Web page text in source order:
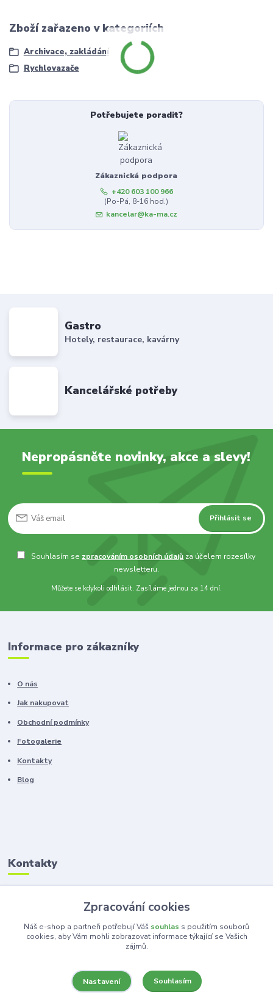
Zboží zařazeno v kategoriích
Archivace, zakládání
Rychlovazače
Potřebujete poradit?
Zákaznická podpora
+420 603 100 966
(Po-Pá, 8-16 hod.)
kancelar@ka-ma.cz
Gastro
Hotely, restaurace, kavárny
Kancelářské potřeby
Nepropásněte novinky, akce a slevy!
Přihlásit se
Souhlasím se zpracováním osobních údajů za účelem rozesílky
newsletteru.
Můžete se kdykoli odhlásit. Zasíláme jednou za 14 dní.
Informace pro zákazníky
O nás
Jak nakupovat
Obchodní podmínky
Fotogalerie
Kontakty
Blog
Kontakty
Zákaznická podpora
+420 603 100 966
(Po-Pá, 8-16 hod.)
Zpracování cookies
Náš e-shop a partneři potřebují Váš souhlas s použitím souborů
cookies, aby Vám mohli zobrazovat informace týkající se Vašich
zájmů.
Nastavení Souhlasím